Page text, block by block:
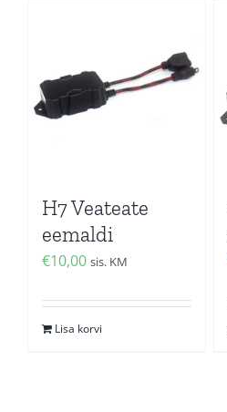
H7 Veateate
eemaldi
€10,00 sis. KM
Lisa korvi